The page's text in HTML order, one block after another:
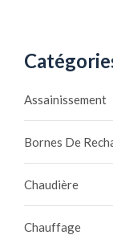
Assainissement
Bornes De
Chaudière
Chauffage